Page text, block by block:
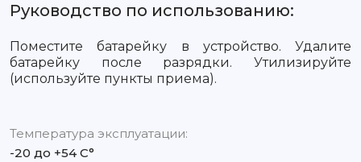
Руководство по использованию:
Поместите батарейку в устройство. Удалите
батарейку после разрядки. Утилизируйте
(используйте пункты приема).
Температура эксплуатации:
-20 до +54 С°